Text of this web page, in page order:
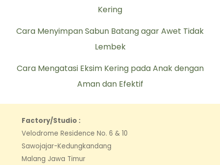
Kering
Cara Menyimpan Sabun Batang agar Awet Tidak
Lembek
Cara Mengatasi Eksim Kering pada Anak dengan
Aman dan Efektif
Factory/Studio :
Velodrome Residence No. 6 & 10
Sawojajar-Kedungkandang
Malang Jawa Timur